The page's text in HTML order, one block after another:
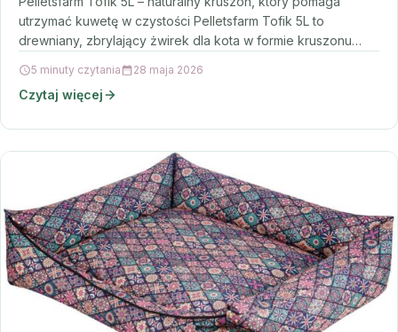
utrzymać kuwetę w czystości Pelletsfarm Tofik 5L to
drewniany, zbrylający żwirek dla kota w formie kruszonu…
5 minuty czytania 28 maja 2026
Czytaj więcej